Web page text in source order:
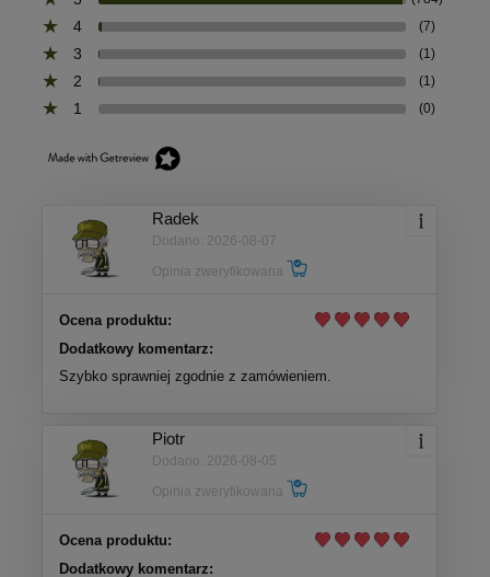
4 (7)
3 (1)
2 (1)
1 (0)
Radek
Dodano: 2026-08-07
Opinia zweryfikowana
Ocena produktu:
Dodatkowy komentarz:
Szybko sprawniej zgodnie z zamówieniem.
Piotr
Dodano: 2026-08-05
Opinia zweryfikowana
Ocena produktu:
Dodatkowy komentarz: